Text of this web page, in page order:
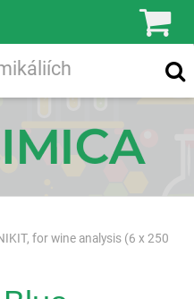
for wine analysis (6 x 250